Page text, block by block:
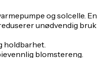
og solcelle.
unødvendig bruk
holdbarhet.
blomstereng.